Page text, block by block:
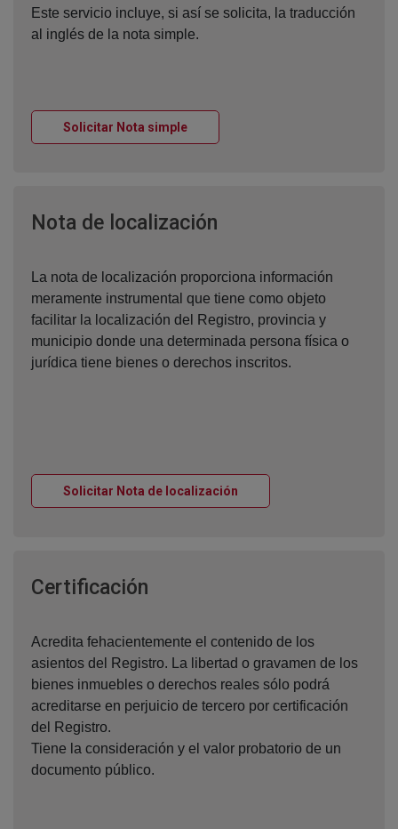
Este servicio incluye, si así se solicita, la traducción
al inglés de la nota simple.
Solicitar Nota simpleVentana nueva
Nota de localización
La nota de localización proporciona información
meramente instrumental que tiene como objeto
facilitar la localización del Registro, provincia y
municipio donde una determinada persona física o
jurídica tiene bienes o derechos inscritos.
Solicitar Nota de localización
Certificación
Acredita fehacientemente el contenido de los
asientos del Registro. La libertad o gravamen de los
bienes inmuebles o derechos reales sólo podrá
acreditarse en perjuicio de tercero por certificación
del Registro.
Tiene la consideración y el valor probatorio de un
documento público.